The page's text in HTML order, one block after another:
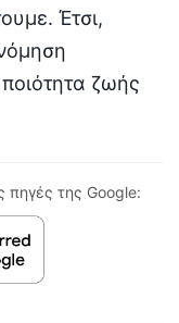
Έτσι,
ζωής
πηγές της Google: